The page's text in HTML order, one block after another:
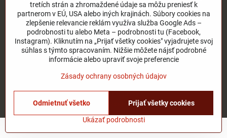
O nás
Užitočné odkazy
2026
Copyright
Predvoľby súkromia
Zásady ochrany osobných údajov
Stav objednávky
Vytvorené pomocou:
BiznisWeb.sk
tretích strán a zhromaždené údaje sa môžu preniesť k
partnerom v EÚ, USA alebo iných krajinách. Súbory cookies na
zlepšenie relevancie reklám využíva služba Google Ads –
podrobnosti tu alebo Meta – podrobnosti tu (Facebook,
Instagram). Kliknutím na „Prijať všetky cookies" vyjadrujete svoj
súhlas s týmto spracovaním. Nižšie môžete nájsť podrobné
informácie alebo upraviť svoje preferencie
Zásady ochrany osobných údajov
Ukázať podrobnosti
Prijať všetky cookies
Odmietnuť všetko